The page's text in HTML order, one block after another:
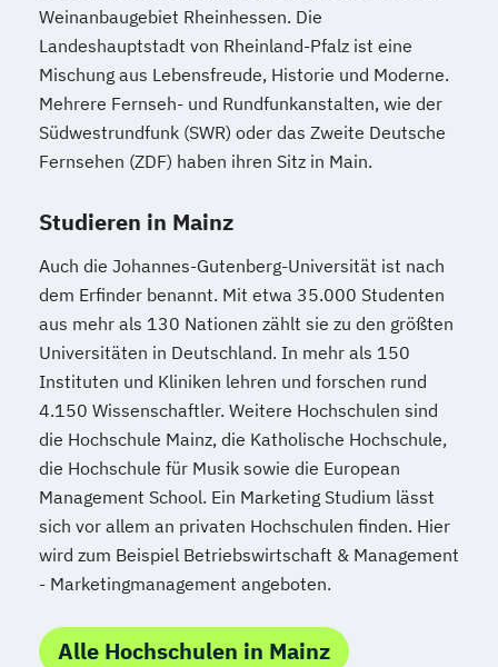
Weinanbaugebiet Rheinhessen. Die
Landeshauptstadt von Rheinland-Pfalz ist eine
Mischung aus Lebensfreude, Historie und Moderne.
Mehrere Fernseh- und Rundfunkanstalten, wie der
Südwestrundfunk (SWR) oder das Zweite Deutsche
Fernsehen (ZDF) haben ihren Sitz in Main.
Studieren in Mainz
Auch die Johannes-Gutenberg-Universität ist nach
dem Erfinder benannt. Mit etwa 35.000 Studenten
aus mehr als 130 Nationen zählt sie zu den größten
Universitäten in Deutschland. In mehr als 150
Instituten und Kliniken lehren und forschen rund
4.150 Wissenschaftler. Weitere Hochschulen sind
die Hochschule Mainz, die Katholische Hochschule,
die Hochschule für Musik sowie die European
Management School. Ein Marketing Studium lässt
sich vor allem an privaten Hochschulen finden. Hier
wird zum Beispiel Betriebswirtschaft & Management
- Marketingmanagement angeboten.
Alle Hochschulen in Mainz